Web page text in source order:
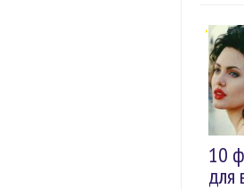
10
для